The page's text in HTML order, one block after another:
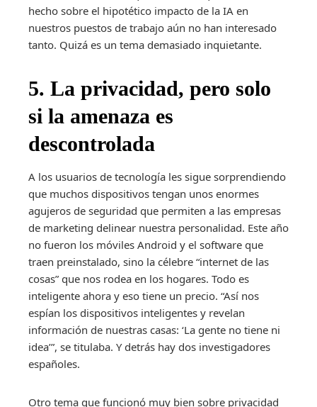
hecho sobre el hipotético impacto de la IA en
nuestros puestos de trabajo aún no han interesado
tanto. Quizá es un tema demasiado inquietante.
5. La privacidad, pero solo
si la amenaza es
descontrolada
A los usuarios de tecnología les sigue sorprendiendo
que muchos dispositivos tengan unos enormes
agujeros de seguridad que permiten a las empresas
de marketing delinear nuestra personalidad. Este año
no fueron los móviles Android y el software que
traen preinstalado, sino la célebre “internet de las
cosas” que nos rodea en los hogares. Todo es
inteligente ahora y eso tiene un precio. “Así nos
espían los dispositivos inteligentes y revelan
información de nuestras casas: ‘La gente no tiene ni
idea’”, se titulaba. Y detrás hay dos investigadores
españoles.
Otro tema que funcionó muy bien sobre privacidad